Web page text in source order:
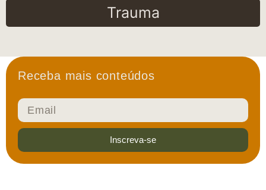
Trauma
Receba mais conteúdos
Inscreva-se